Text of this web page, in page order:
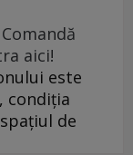
aici!
este
condiția
de